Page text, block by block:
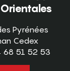
Pyrénées
Cedex
68 51 52 53